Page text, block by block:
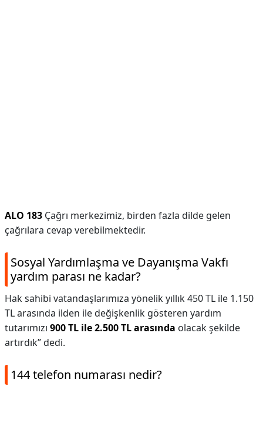
ALO 183 Çağrı merkezimiz, birden fazla dilde gelen
çağrılara cevap verebilmektedir.
Sosyal Yardımlaşma ve Dayanışma Vakfı
yardım parası ne kadar?
Hak sahibi vatandaşlarımıza yönelik yıllık 450 TL ile 1.150
TL arasında ilden ile değişkenlik gösteren yardım
tutarımızı 900 TL ile 2.500 TL arasında olacak şekilde
artırdık” dedi.
144 telefon numarası nedir?